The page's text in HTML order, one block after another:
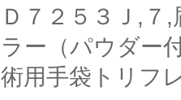
Ｄ７２５３Ｊ,７
ラー（パウダー
術用手袋トリフ